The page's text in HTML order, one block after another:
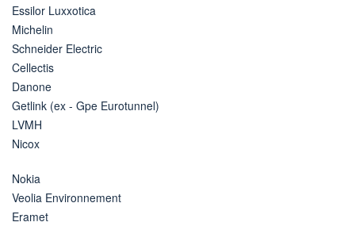
Essilor Luxxotica
Michelin
Schneider Electric
Cellectis
Danone
Getlink (ex - Gpe Eurotunnel)
LVMH
Nicox
Nokia
Veolia Environnement
Eramet